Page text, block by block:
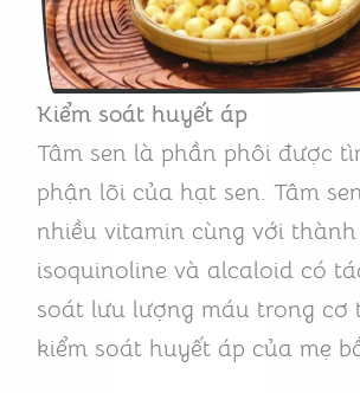
Kiểm soát huyết áp
Tâm sen là phần phôi được
phận lõi của hạt sen. Tâm
nhiều vitamin cùng với
isoquinoline và alcaloid có
soát lưu lượng máu trong cơ
kiểm soát huyết áp của mẹ